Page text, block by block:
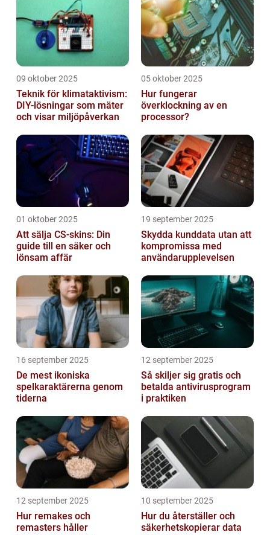
09 oktober 2025
Teknik för klimataktivism:
DIY-lösningar som mäter
och visar miljöpåverkan
05 oktober 2025
Hur fungerar
överklockning av en
processor?
01 oktober 2025
Att sälja CS-skins: Din
guide till en säker och
lönsam affär
19 september 2025
Skydda kunddata utan att
kompromissa med
användarupplevelsen
16 september 2025
De mest ikoniska
spelkaraktärerna genom
tiderna
12 september 2025
Så skiljer sig gratis och
betalda antivirusprogram
i praktiken
12 september 2025
Hur remakes och
remasters håller
10 september 2025
Hur du återställer och
säkerhetskopierar data